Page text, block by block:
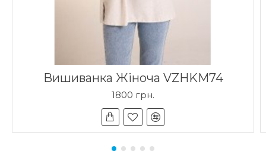
Вишиванка Жіноча VZHKM74
1800 грн.